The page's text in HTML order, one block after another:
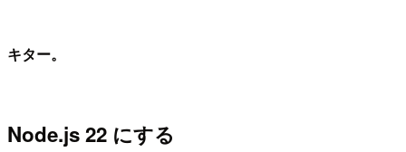
キター。
Node.js 22 にする